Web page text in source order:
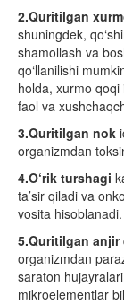
2.Quritilgan
shuningdek,
shamollash va
qo‘llanilishi
holda, xurmo
faol va
3.Quritilgan nok
organizmdan
4.O‘rik turshagi
ta’sir qiladi va
vosita hisoblanadi.
5.Quritilgan anjir
organizmdan
saraton
mikroelementlar